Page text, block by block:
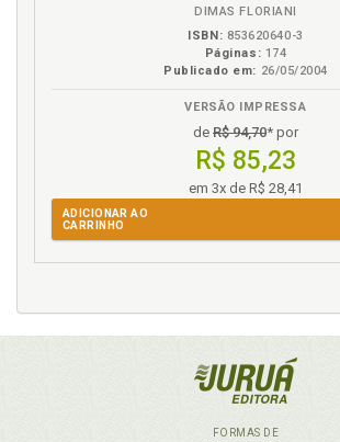
DIMAS FLORIANI
ISBN: 853620640-3
Páginas: 174
Publicado em: 26/05/2004
VERSÃO IMPRESSA
de R$ 94,70* por
R$ 85,23
em 3x de R$ 28,41
ADICIONAR AO
CARRINHO
FORMAS DE